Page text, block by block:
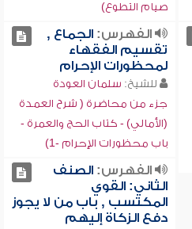
صيام التطوع)
الفهرس:الجماع ,
تقسيم الفقهاء
لمحظورات الإحرام
للشيخ: سلمان العودة
جزء من محاضرة ( شرح العمدة
(الأمالي) - كتاب الحج والعمرة -
باب محظورات الإحرام -1)
الفهرس:الصنف
الثاني: القوي
المكتسب , باب من لا يجوز
دفع الزكاة إليهم